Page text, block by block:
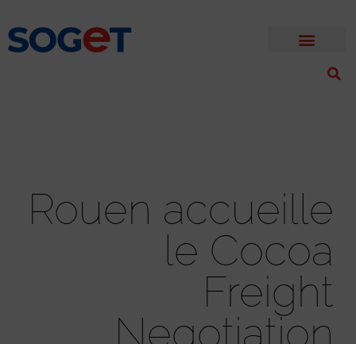
Rouen accueille
le Cocoa
Freight
Negotiation